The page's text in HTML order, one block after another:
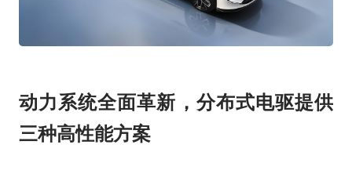
动力系统全面革新，分布式电驱提供
三种高性能方案